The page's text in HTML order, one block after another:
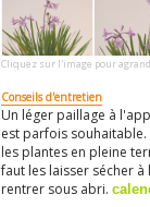
Cliquez sur l'image pour
Conseils d'entretien
Un léger paillage à
est parfois
les plantes en pleine
faut les laisser sécher
rentrer sous abri.